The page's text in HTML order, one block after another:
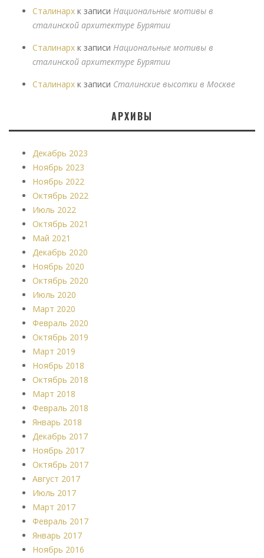
Сталинарх к записи Национальные мотивы в
сталинской архитектуре Бурятии
Сталинарх к записи Национальные мотивы в
сталинской архитектуре Бурятии
Сталинарх к записи Сталинские высотки в Москве
АРХИВЫ
Декабрь 2023
Ноябрь 2023
Ноябрь 2022
Октябрь 2022
Июль 2022
Октябрь 2021
Май 2021
Декабрь 2020
Ноябрь 2020
Октябрь 2020
Июль 2020
Март 2020
Февраль 2020
Октябрь 2019
Март 2019
Ноябрь 2018
Октябрь 2018
Март 2018
Февраль 2018
Январь 2018
Декабрь 2017
Ноябрь 2017
Октябрь 2017
Август 2017
Июль 2017
Март 2017
Февраль 2017
Январь 2017
Ноябрь 2016